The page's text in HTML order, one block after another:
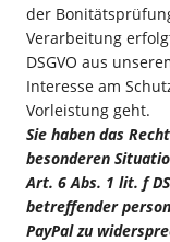
der
Verarbeitung
DSGVO aus
Interesse am
Vorleistung geht.
Sie haben das
besonderen
Art. 6 Abs. 1 lit. f
betreffender
PayPal zu